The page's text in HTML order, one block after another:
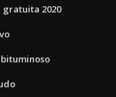
2020